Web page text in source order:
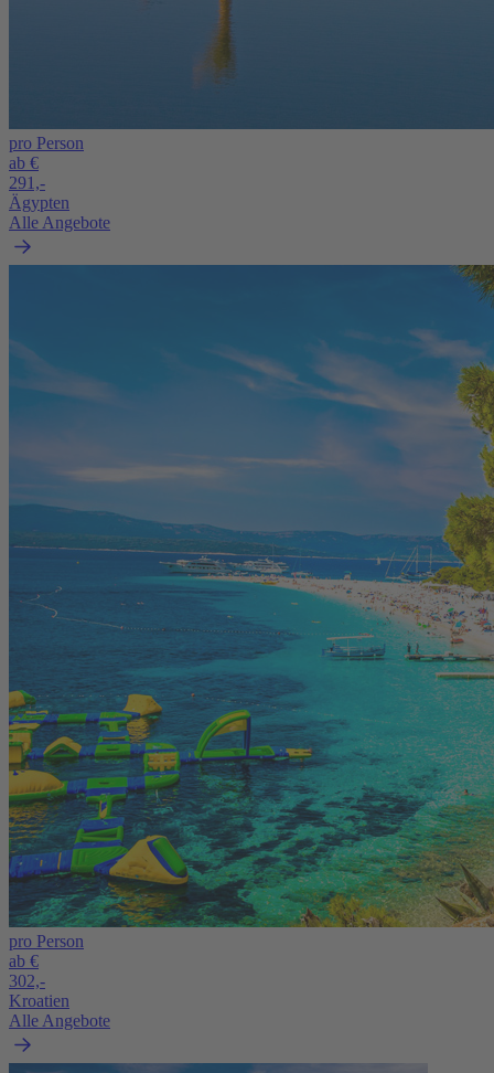
pro Person
ab €
291,-
Ägypten
Alle Angebote
pro Person
ab €
302,-
Kroatien
Alle Angebote